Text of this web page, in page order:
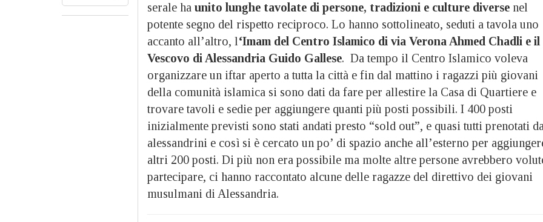
serale ha unito lunghe tavolate di persone, tradizioni e culture diversenel
potente segno del rispetto reciproco. Lo hanno sottolineato, seduti a tavola uno
accanto all’altro, l‘Imam del Centro Islamico di via Verona Ahmed Chadli e il
Vescovo di Alessandria Guido Gallese. Da tempo il Centro Islamico voleva
organizzare un iftar aperto a tutta la città e fin dal mattino i ragazzi più giovani
della comunità islamica si sono dati da fare per allestire la Casa di Quartiere e
trovare tavoli e sedie per aggiungere quanti più posti possibili. I 400 posti
inizialmente previsti sono stati andati presto “sold out”, e quasi tutti prenotati
alessandrini e così si è cercato un po’ di spazio anche all’esterno per
altri 200 posti. Di più non era possibile ma molte altre persone avrebbero
partecipare, ci hanno raccontato alcune delle ragazze del direttivo dei giovani
musulmani di Alessandria.